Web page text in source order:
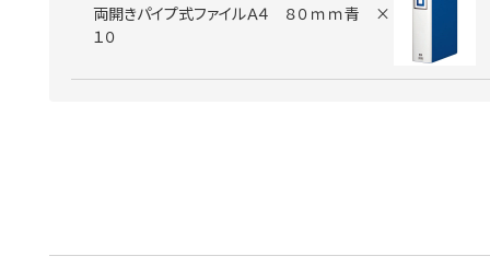
両開きパイプ式ファイルＡ４ ８０ｍｍ青 ×
１０